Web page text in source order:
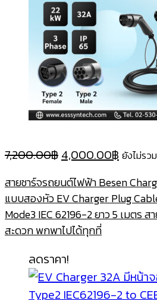
7,200.00฿ Original
was:
7,200.00฿.
4,000.00฿Current
is:
ยังไม่รว
สายชาร์จรถยนต์ไฟฟ้า Besen
แบบสองหัว EV Charger Plug
Mode3 IEC 62196-2 ยาว 5 เมตร
สะดวก พกพาไปได้ทุกที่
ลดราคา!